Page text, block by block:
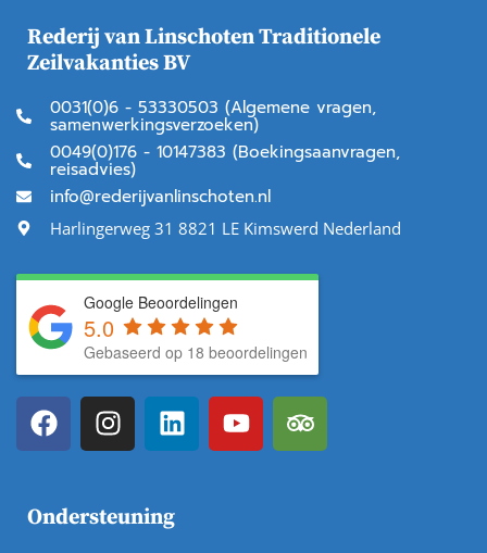
Rederij van Linschoten Traditionele
Zeilvakanties BV
0031(0)6 - 53330503 (Algemene vragen,
samenwerkingsverzoeken)
0049(0)176 - 10147383 (Boekingsaanvragen,
reisadvies)
info@rederijvanlinschoten.nl
Harlingerweg 31 8821 LE Kimswerd Nederland
Google Beoordelingen
5.0
Gebaseerd op 18 beoordelingen
Ondersteuning